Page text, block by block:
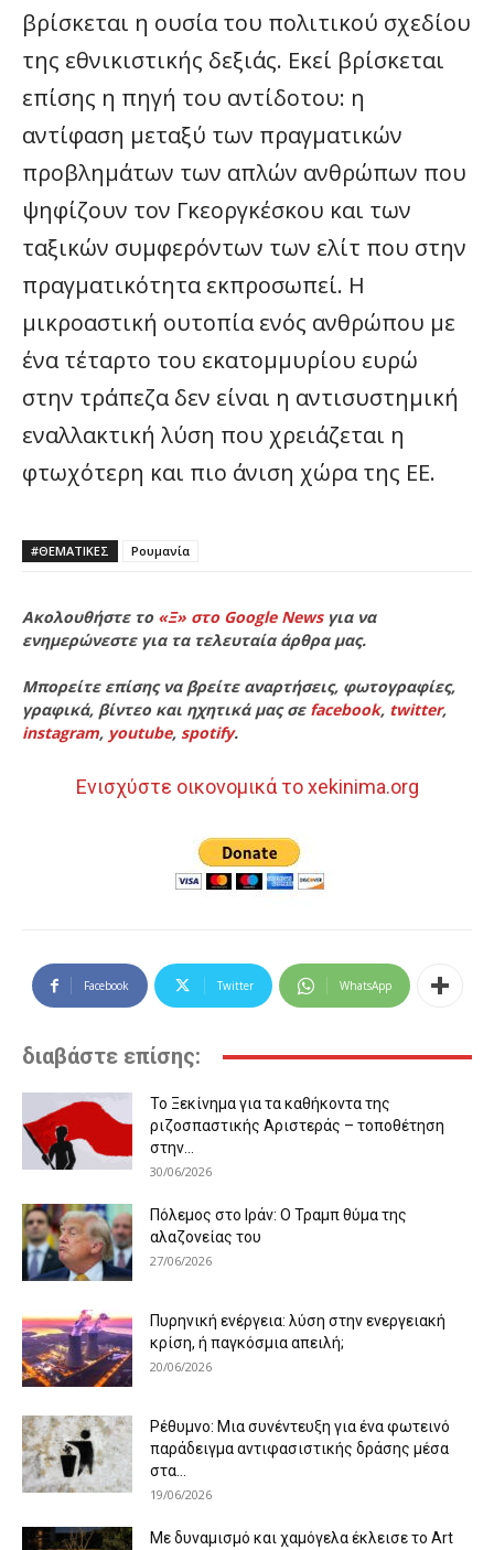
βρίσκεται η ουσία του πολιτικού σχεδίου
της εθνικιστικής δεξιάς. Εκεί βρίσκεται
επίσης η πηγή του αντίδοτου: η
αντίφαση μεταξύ των πραγματικών
προβλημάτων των απλών ανθρώπων που
ψηφίζουν τον Γκεοργκέσκου και των
ταξικών συμφερόντων των ελίτ που στην
πραγματικότητα εκπροσωπεί. Η
μικροαστική ουτοπία ενός ανθρώπου με
ένα τέταρτο του εκατομμυρίου ευρώ
στην τράπεζα δεν είναι η αντισυστημική
εναλλακτική λύση που χρειάζεται η
φτωχότερη και πιο άνιση χώρα της ΕΕ.
#ΘΕΜΑΤΙΚΈΣ Ρουμανία
Ακολουθήστε το «Ξ» στο Google Newsγια να
ενημερώνεστε για τα τελευταία άρθρα μας.
Μπορείτε επίσης να βρείτε αναρτήσεις, φωτογραφίες,
γραφικά, βίντεο και ηχητικά μας σε facebook, twitter,
instagram, youtube, spotify.
Ενισχύστε οικονομικά το xekinima.org
Facebook Twitter WhatsApp
διαβάστε επίσης:
Το Ξεκίνημα για τα καθήκοντα της
ριζοσπαστικής Αριστεράς – τοποθέτηση
στην...
30/06/2026
Πόλεμος στο Ιράν: Ο Τραμπ θύμα της
αλαζονείας του
27/06/2026
Πυρηνική ενέργεια: λύση στην ενεργειακή
κρίση, ή παγκόσμια απειλή;
20/06/2026
Ρέθυμνο: Μια συνέντευξη για ένα φωτεινό
παράδειγμα αντιφασιστικής δράσης μέσα
στα...
19/06/2026
Με δυναμισμό και χαμόγελα έκλεισε το Art